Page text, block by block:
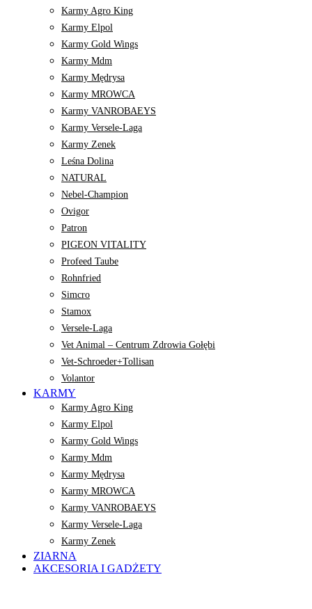
Karmy Agro King
Karmy Elpol
Karmy Gold Wings
Karmy Mdm
Karmy Mędrysa
Karmy MROWCA
Karmy VANROBAEYS
Karmy Versele-Laga
Karmy Zenek
Leśna Dolina
NATURAL
Nebel-Champion
Ovigor
Patron
PIGEON VITALITY
Profeed Taube
Rohnfried
Simcro
Stamox
Versele-Laga
Vet Animal – Centrum Zdrowia Gołębi
Vet-Schroeder+Tollisan
Volantor
KARMY
Karmy Agro King
Karmy Elpol
Karmy Gold Wings
Karmy Mdm
Karmy Mędrysa
Karmy MROWCA
Karmy VANROBAEYS
Karmy Versele-Laga
Karmy Zenek
ZIARNA
AKCESORIA I GADŻETY